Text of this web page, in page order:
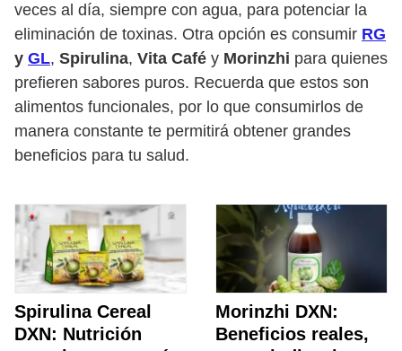
veces al día, siempre con agua, para potenciar la
eliminación de toxinas. Otra opción es consumir RG
y GL, Spirulina, Vita Café y Morinzhi para quienes
prefieren sabores puros. Recuerda que estos son
alimentos funcionales, por lo que consumirlos de
manera constante te permitirá obtener grandes
beneficios para tu salud.
Spirulina Cereal
DXN: Nutrición
Morinzhi DXN:
Beneficios reales,